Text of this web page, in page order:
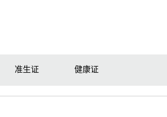
准生证 健康证